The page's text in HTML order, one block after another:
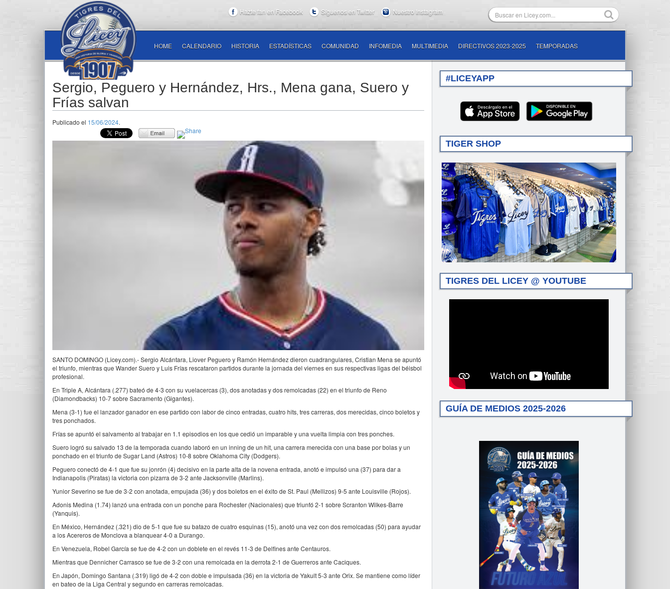
Hazte fan en Facebook Síguenos en Twitter Nuestro Instagram
HOME CALENDARIO HISTORIA ESTADÍSTICAS COMUNIDAD INFOMEDIA MULTIMEDIA DIRECTIVOS 2023-2025 TEMPORADAS
Sergio, Peguero y Hernández, Hrs., Mena gana, Suero y
Frías salvan
Publicado el 15/06/2024.
SANTO DOMINGO (Licey.com).- Sergio Alcántara, Liover Peguero y Ramón Hernández dieron cuadrangulares, Cristian Mena se apuntó
el triunfo, mientras que Wander Suero y Luis Frías rescataron partidos durante la jornada del viernes en sus respectivas ligas del béisbol
profesional.
En Triple A, Alcántara (.277) bateó de 4-3 con su vuelacercas (3), dos anotadas y dos remolcadas (22) en el triunfo de Reno
(Diamondbacks) 10-7 sobre Sacramento (Gigantes).
Mena (3-1) fue el lanzador ganador en ese partido con labor de cinco entradas, cuatro hits, tres carreras, dos merecidas, cinco boletos y
tres ponchados.
Frías se apuntó el salvamento al trabajar en 1.1 episodios en los que cedió un imparable y una vuelta limpia con tres ponches.
Suero logró su salvado 13 de la temporada cuando laboró en un inning de un hit, una carrera merecida con una base por bolas y un
ponchado en el triunfo de Sugar Land (Astros) 10-8 sobre Oklahoma City (Dodgers).
Peguero conectó de 4-1 que fue su jonrón (4) decisivo en la parte alta de la novena entrada, anotó e impulsó una (37) para dar a
Indianapolis (Piratas) la victoria con pizarra de 3-2 ante Jacksonville (Marlins).
Yunior Severino se fue de 3-2 con anotada, empujada (36) y dos boletos en el éxito de St. Paul (Mellizos) 9-5 ante Louisville (Rojos).
Adonis Medina (1.74) lanzó una entrada con un ponche para Rochester (Nacionales) que triunfó 2-1 sobre Scranton Wilkes-Barre
(Yanquis).
En México, Hernández (.321) dio de 5-1 que fue su batazo de cuatro esquinas (15), anotó una vez con dos remolcadas (50) para ayudar
a los Acereros de Monclova a blanquear 4-0 a Durango.
En Venezuela, Robel García se fue de 4-2 con un doblete en el revés 11-3 de Delfines ante Centauros.
Mientras que Dennicher Carrasco se fue de 3-2 con una remolcada en la derrota 2-1 de Guerreros ante Caciques.
En Japón, Domingo Santana (.319) ligó de 4-2 con doble e impulsada (36) en la victoria de Yakult 5-3 ante Orix. Se mantiene como líder
en bateo de la Liga Central y segundo en carreras remolcadas.
#LICEYAPP
TIGER SHOP
TIGRES DEL LICEY @ YOUTUBE
GUÍA DE MEDIOS 2025-2026